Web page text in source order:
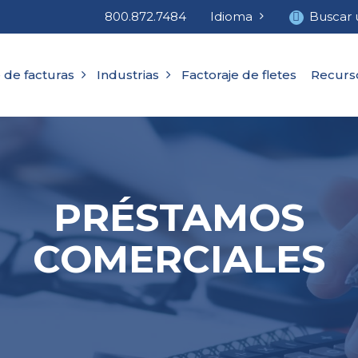
800.872.7484 Idioma Buscar
de facturas Industrias Factoraje de fletes
PRÉSTAMOS
COMERCIALES